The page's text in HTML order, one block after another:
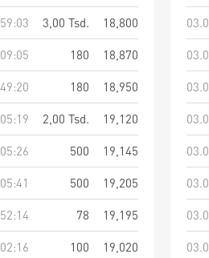
3,00 Tsd.
18,800
180
18,870
180
18,950
2,00 Tsd.
19,120
500
19,145
500
19,205
78
19,195
100 19,020